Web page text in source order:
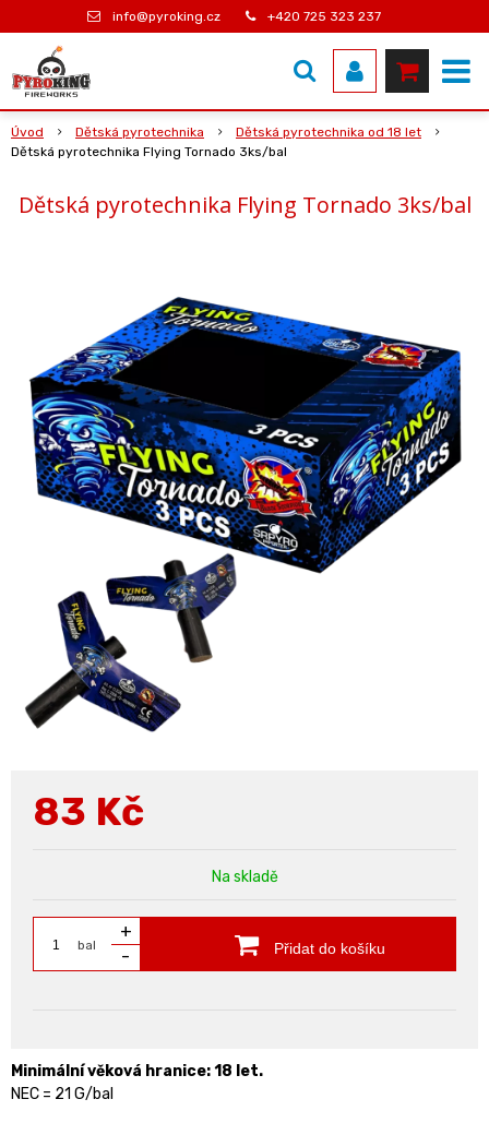
info@pyroking.cz +420 725 323 237
Úvod Dětská pyrotechnika
Dětská pyrotechnika od 18 let
Dětská pyrotechnika Flying Tornado 3ks/bal
Dětská pyrotechnika Flying Tornado 3ks/bal
83 Kč
Na skladě
bal
+
-
Přidat do košíku
Minimální věková hranice: 18 let.
NEC = 21 G/bal